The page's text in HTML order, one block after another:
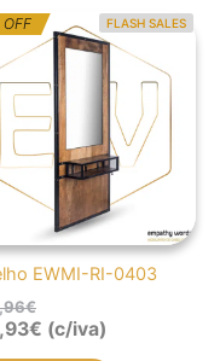
FLASH SALES
EWMI-RI-0403
€
O
preço
original
era:
1.128,96€.
O
preço
atual
é:
620,93€.
€ (c/iva)